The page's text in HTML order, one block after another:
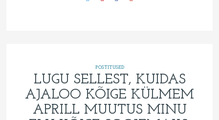
POSTITUSED
LUGU SELLEST, KUIDAS
AJALOO KÕIGE KÜLMEM
APRILL MUUTUS MINU